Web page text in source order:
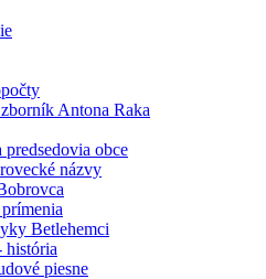
Antona Raka
predsedovia obce
názvy
Betlehemci
história
piesne